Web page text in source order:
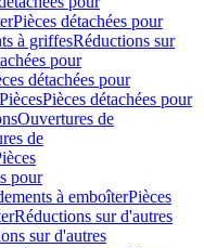
Pièces détachées pour
à griffesRéductions sur
pour
détachées pour
PiècesPièces détachées pour
Ouvertures de
de
pour
à emboîterPièces
Réductions sur d'autres
sur d'autres